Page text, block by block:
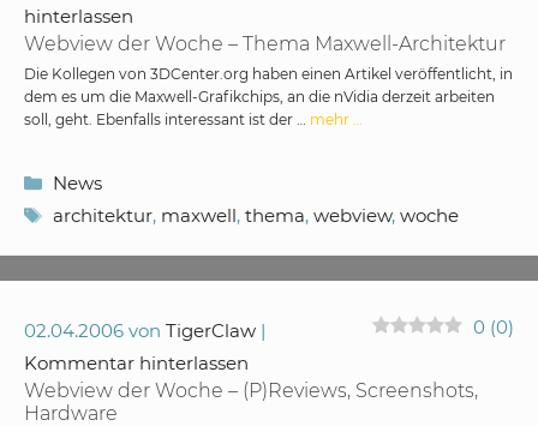
Webview der Woche – Thema Maxwell-Architektur
hinterlassen
Die Kollegen von 3DCenter.org haben einen Artikel veröffentlicht, in
dem es um die Maxwell-Grafikchips, an die nVidia derzeit arbeiten
soll, geht. Ebenfalls interessant ist der … mehr …
Kategorien
News
Schlagwörter
architektur, maxwell, thema, webview, woche
Webview der Woche – (P)Reviews, Screenshots,
Hardware
02.04.2006 von TigerClaw 0 (0)
Kommentar hinterlassen